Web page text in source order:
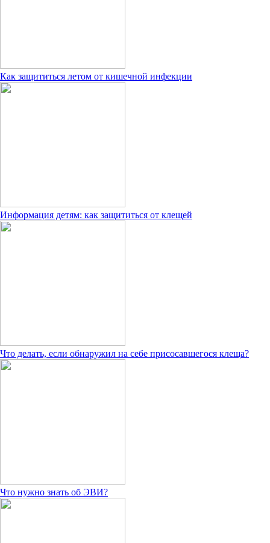
Как защититься летом от кишечной инфекции
Информация детям: как защититься от клещей
Что делать, если обнаружил на себе присосавшегося клеща?
Что нужно знать об ЭВИ?